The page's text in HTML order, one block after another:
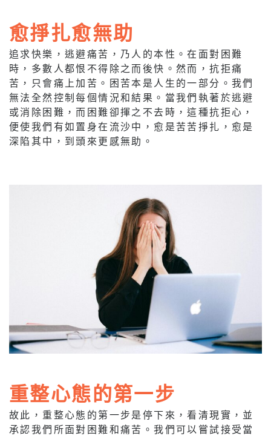
愈掙扎愈無助
追求快樂，逃避痛苦，乃人的本性。在面對困難
時，多數人都恨不得除之而後快。然而，抗拒痛
苦，只會痛上加苦。困苦本是人生的一部分。我們
無法全然控制每個情況和結果。當我們執著於逃避
或消除困難，而困難卻揮之不去時，這種抗拒心，
便使我們有如置身在流沙中，愈是苦苦掙扎，愈是
深陷其中，到頭來更感無助。
重整心態的第一步
故此，重整心態的第一步是停下來，看清現實，並
承認我們所面對困難和痛苦。我們可以嘗試接受當